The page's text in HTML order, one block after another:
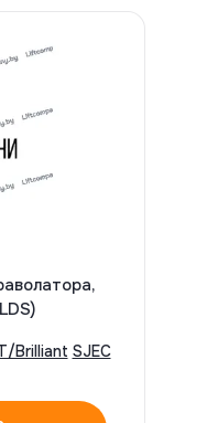
Brilliant SJEC